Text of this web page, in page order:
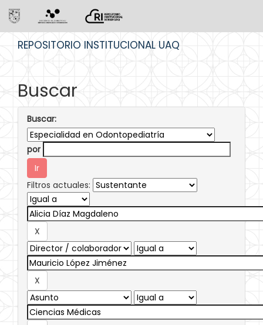
REPOSITORIO INSTITUCIONAL UAQ
Buscar
Buscar:
por
Filtros actuales: